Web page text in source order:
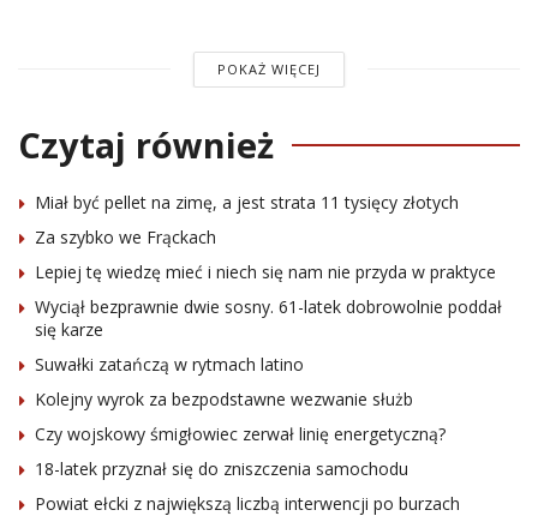
POKAŻ WIĘCEJ
Czytaj również
Miał być pellet na zimę, a jest strata 11 tysięcy złotych
Za szybko we Frąckach
Lepiej tę wiedzę mieć i niech się nam nie przyda w praktyce
Wyciął bezprawnie dwie sosny. 61-latek dobrowolnie poddał
się karze
Suwałki zatańczą w rytmach latino
Kolejny wyrok za bezpodstawne wezwanie służb
Czy wojskowy śmigłowiec zerwał linię energetyczną?
18-latek przyznał się do zniszczenia samochodu
Powiat ełcki z największą liczbą interwencji po burzach